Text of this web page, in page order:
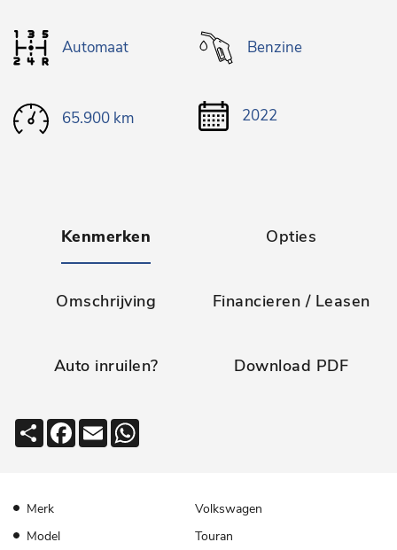
Automaat Benzine
65.900 km 2022
Kenmerken Opties
Omschrijving Financieren / Leasen
Auto inruilen? Download PDF
DeelFacebook
Email
Merk
Volkswagen
Model
Touran